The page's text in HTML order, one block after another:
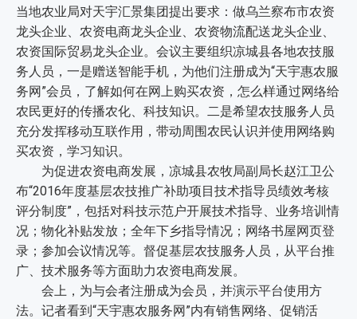
当地农业局对天宇汇景集团提出要求：做乌兰察布市农资
龙头企业、农资电商龙头企业、农资物流配送龙头企业、
农资国际贸易龙头企业。会议主要组织凉城县各地农技服
务人员，一是赠送智能手机，为他们注册成为“天宇惠农服
务网”会员，了解如何在网上购买农资，怎么样通过网络给
农民更好的传播农化、科技知识。二是希望农技服务人员
充分发挥移动互联作用，带动周围农民认识并使用网络购
买农资，学习知识。
为促进农资电商发展，凉城县农牧局副局长赵江卫公
布“2016年度基层农技推广补助项目技术指导员绩效考核
评分制度”，包括对科技示范户开展技术指导、业务培训情
况；物化补贴发放；全年下乡指导情况；网络书屋网页登
录；参加会议情况等。督促基层农技服务人员，从平台推
广、技术服务等方面助力农资电商发展。
会上，为与会者注册成为会员，并演示平台使用方
法。记者看到“天宇惠农服务网”内有销售网络、促销活